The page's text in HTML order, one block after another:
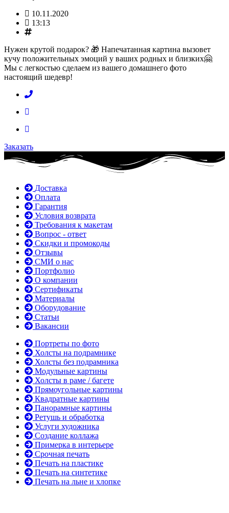
10.11.2020
13:13
Hужен крутой подарок? 🎁 Напечатанная картина вызовет
кучу положительных эмоций у ваших родных и близких🤗
Мы с легкостью сделаем из вашего домашнего фото
настоящий шедевр!
Заказать
Доставка
Оплата
Гарантия
Условия возврата
Требования к макетам
Вопрос - ответ
Скидки и промокоды
Отзывы
СМИ о нас
Портфолио
О компании
Сертификаты
Материалы
Оборудование
Статьи
Вакансии
Портреты по фото
Холсты на подрамнике
Холсты без подрамника
Модульные картины
Холсты в раме / багете
Прямоугольные картины
Квадратные картины
Панорамные картины
Ретушь и обработка
Услуги художника
Создание коллажа
Примерка в интерьере
Срочная печать
Печать на пластике
Печать на синтетике
Печать на льне и хлопке